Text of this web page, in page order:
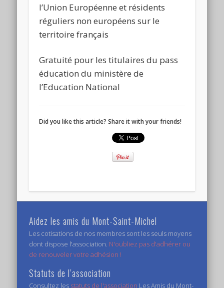
l’Union Européenne et résidents
réguliers non européens sur le
territoire français
Gratuité pour les titulaires du pass
éducation du ministère de
l’Education National
Did you like this article? Share it with your friends!
Aidez les amis du Mont-Saint-Michel
Les cotisations de nos membres sont les seuls moyens
dont dispose l'association. N'oubliez pas d'adhérer ou
de renouveler votre adhésion !
Statuts de l’association
Consultez les statuts de l'association Les Amis du Mont-